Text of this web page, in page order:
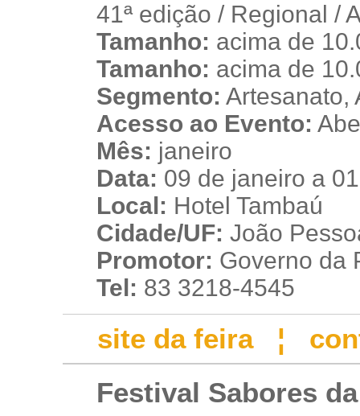
41ª edição / Regional /
Tamanho: acima de
Tamanho: acima de
Segmento: Artesanato,
Acesso ao Evento:
Mês: janeiro
Data: 09 de janeiro a
Local: Hotel Tambaú
Cidade/UF: João
Promotor: Governo da
Tel: 83 3218-4545
site da feira¦
Festival Sabores